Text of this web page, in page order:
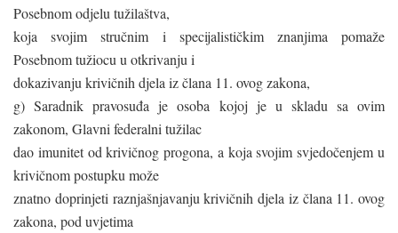
Posebnom odjelu tužilaštva,
koja svojim stručnim i specijalističkim znanjima pomaže
Posebnom tužiocu u otkrivanju i
dokazivanju krivičnih djela iz člana 11. ovog zakona,
g) Saradnik pravosuđa je osoba kojoj je u skladu sa ovim
zakonom, Glavni federalni tužilac
dao imunitet od krivičnog progona, a koja svojim svjedočenjem u
krivičnom postupku može
znatno doprinjeti raznjašnjavanju krivičnih djela iz člana 11. ovog
zakona, pod uvjetima